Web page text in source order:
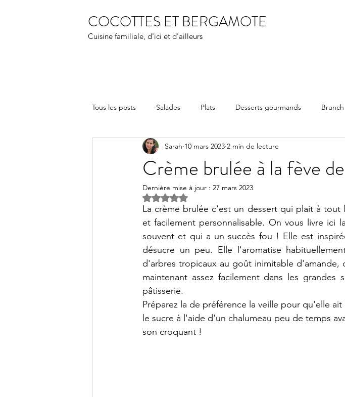
COCOTTES ET BERGAMOTE
Cuisine familiale, d'ici et d'ailleurs
Tous les posts Salades Plats Desserts gourmands Brunch
Crème brulée à la fève
Sarah 10 mars 2023 2 min de lecture
Dernière mise à jour : 27 mars 2023
Noté NaN étoiles sur 5.
La crème brulée c'est un dessert qui plait à
et facilement personnalisable. On vous livre ici
souvent et qui a un succès fou ! Elle est
désucre un peu. Elle l'aromatise
d'arbres tropicaux au goût inimitable d'amande,
maintenant assez facilement dans les grandes
pâtisserie.
Préparez la de préférence la veille pour qu'elle
le sucre à l'aide d'un chalumeau peu de temps
son croquant !